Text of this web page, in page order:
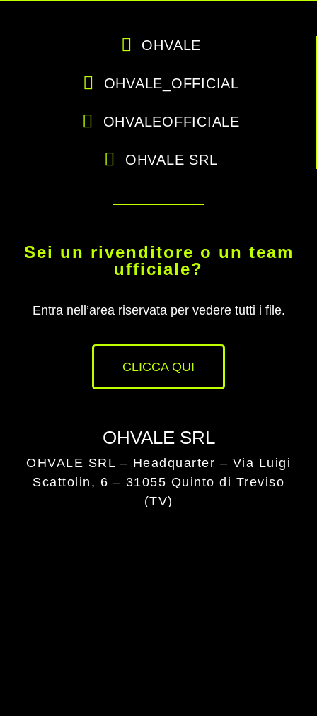
OHVALE
OHVALE_OFFICIAL
OHVALEOFFICIALE
OHVALE SRL
Sei un rivenditore o un team
ufficiale?
Entra nell’area riservata per vedere tutti i file.
CLICCA QUI
OHVALE SRL
OHVALE SRL – Headquarter – Via Luigi
Scattolin, 6 – 31055 Quinto di Treviso
(TV)